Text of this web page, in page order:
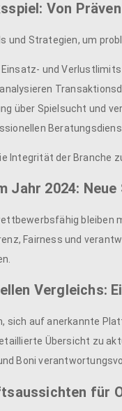
Von
und Strategien, um
Einsatz- und
über Spielsucht und
Integrität der Branche
Jahr 2024:
Fairness und
Vergleichs:
sich auf anerkannte
Übersicht zu
Boni
für